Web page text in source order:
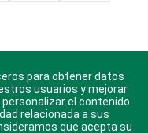
para Android, iOS y
para obtener datos
usuarios y mejorar
el contenido
relacionada a sus
que acepta su